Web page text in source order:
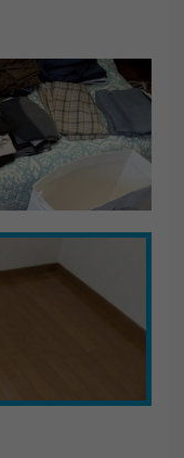
1台に効率よく積載
は。もっと早く相
キラキらっきー岐